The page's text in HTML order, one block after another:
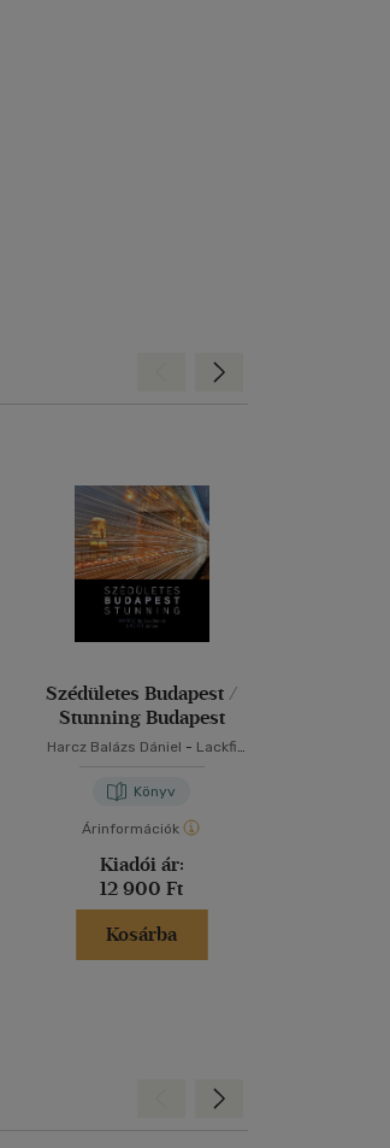
Szédületes Budapest /
Stunning Budapest
Harcz Balázs Dániel - Lackfi
Könyv
Árinformációk
Kiadói ár:
12 900 Ft
Kosárba
Előre
Előre